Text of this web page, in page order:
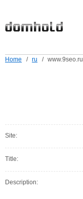
Home / ru / www.9seo.ru
Site:
Title:
Description: